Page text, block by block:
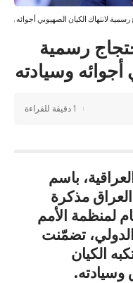
لانتهاك الكيان الصهيوني أجوائه
رسمية
أجوائه وسيادته
1 دقيقة للقراءة
باسم
العراق مذكرة
لمنظمة الأمم
تضمّنت
الكيان
وسيادته.